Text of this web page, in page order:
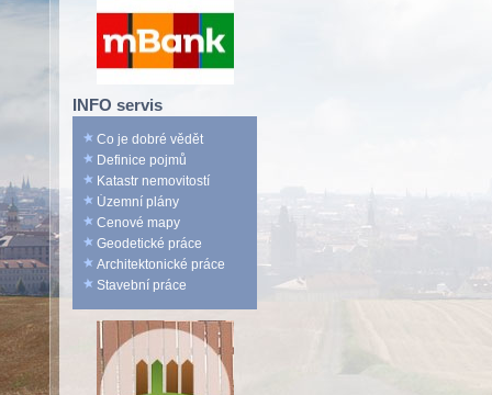
INFO servis
Co je dobré vědět
Definice pojmů
Katastr nemovitostí
Územní plány
Cenové mapy
Geodetické práce
Architektonické práce
Stavební práce